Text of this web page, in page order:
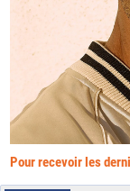
Pour recevoir les